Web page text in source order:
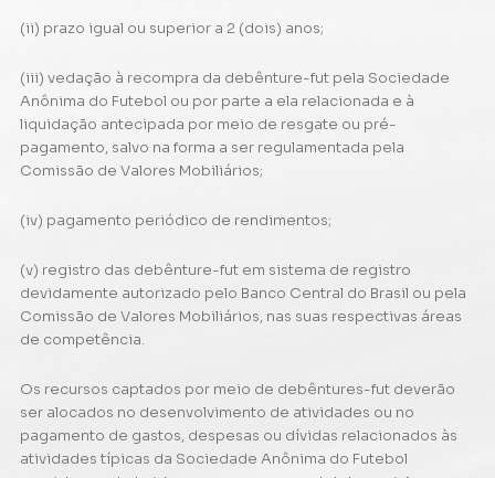
(ii) prazo igual ou superior a 2 (dois) anos;
(iii) vedação à recompra da debênture-fut pela Sociedade
Anônima do Futebol ou por parte a ela relacionada e à
liquidação antecipada por meio de resgate ou pré-
pagamento, salvo na forma a ser regulamentada pela
Comissão de Valores Mobiliários;
(iv) pagamento periódico de rendimentos;
(v) registro das debênture-fut em sistema de registro
devidamente autorizado pelo Banco Central do Brasil ou pela
Comissão de Valores Mobiliários, nas suas respectivas áreas
de competência.
Os recursos captados por meio de debêntures-fut deverão
ser alocados no desenvolvimento de atividades ou no
pagamento de gastos, despesas ou dívidas relacionados às
atividades típicas da Sociedade Anônima do Futebol